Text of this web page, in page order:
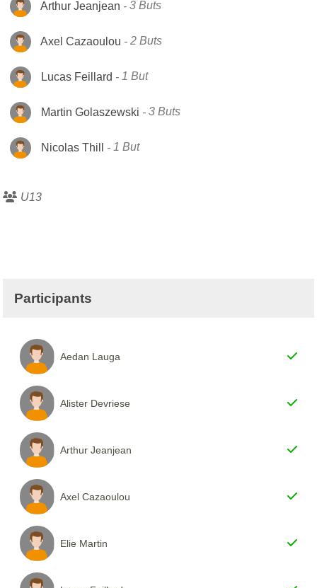
Arthur Jeanjean 3 Buts
Axel Cazaoulou 2 Buts
Lucas Feillard 1 But
Martin Golaszewski 3 Buts
Nicolas Thill 1 But
U13
Participants
Aedan Lauga
Alister Devriese
Arthur Jeanjean
Axel Cazaoulou
Elie Martin